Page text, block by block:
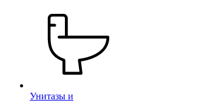
Унитазы и